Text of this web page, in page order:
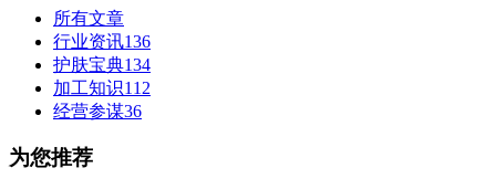
所有文章
行业资讯136
护肤宝典134
加工知识112
经营参谋36
为您推荐